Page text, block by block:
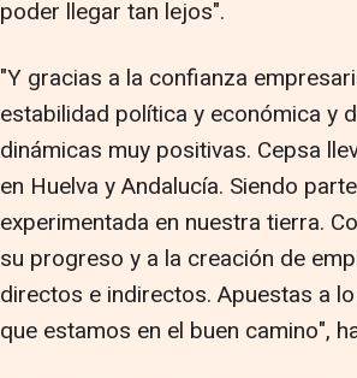
poder llegar tan lejos".
"Y gracias a la confianza
estabilidad política y económica y
dinámicas muy positivas. Cepsa
en Huelva y Andalucía. Siendo
experimentada en nuestra tierra.
su progreso y a la creación de
directos e indirectos. Apuestas a
que estamos en el buen camino",